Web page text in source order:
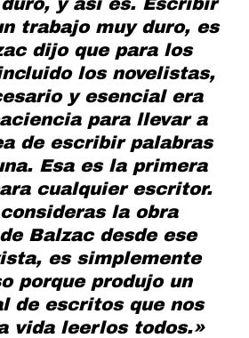
trabajo muy duro, es
dijo que para los
los novelistas,
y esencial era
para llevar a
de escribir palabras
Esa es la primera
cualquier escritor.
la obra
Balzac desde ese
es simplemente
porque produjo un
de escritos que nos
vida leerlos todos.»